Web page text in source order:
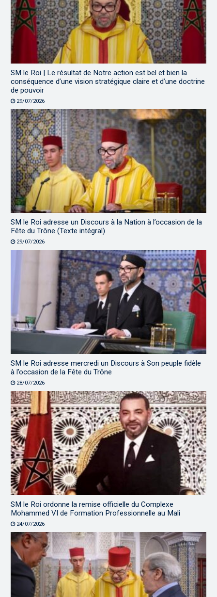
SM le Roi | Le résultat de Notre action est bel et bien la
conséquence d’une vision stratégique claire et d’une doctrine
de pouvoir
29/07/2026
SM le Roi adresse un Discours à la Nation à l’occasion de la
Fête du Trône (Texte intégral)
29/07/2026
SM le Roi adresse mercredi un Discours à Son peuple fidèle
à l’occasion de la Fête du Trône
28/07/2026
SM le Roi ordonne la remise officielle du Complexe
Mohammed VI de Formation Professionnelle au Mali
24/07/2026